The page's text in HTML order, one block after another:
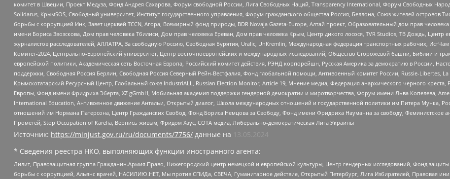
комитет в Швеции, Проект Медуза, Фонд Андрея Сахарова, Форум свободной России, Лига Свободных Наций, Transparеncy International, Форум Свободных
Solidarus, КрымSOS, Свободный университет, Институт государственного управления, Форум гражданского общества Россия, Беллона, Союз жителей
борьбы с коррупцией Инк, Завет церквей TCCN, Агора, Всемирный фонд природы, BDR Novaja Gazeta-Europe, Алтай проект, Образовательный дом прав
имени Бориса Звозскова, Дом прав человека Тбилиси, Дом прав человека Ереван, Дом прав человека Крым, Центр дикого лосося, TVR Studios, ТВ Дождь,
журналистов расследователей, АЛЛАТРА, За свободную Россию, Свободная Бурятия, Uralic, UnKremlin, Международная федерация транспортных рабочих,
Комитет-2024, Центрально-Европейский университет, Центр восточноевропейских и международных исследований, Общество Сторожевой башни, Библии и
европейской политики, Академическая сеть Восточная Европа, Российский комитет действия, РЭНД корпорейшн, Русская Америка за демократию в России,
поддержки, Свободная Россия Берлин, Свободная Россия Северный Рейн-Вестфалия, Фонд глобальной помощи, Антивоенный комитет России, Russie-Libertes,
Крымскотатарский Ресурсный Центр, Глобальный союз IndustriALL, Russian Election Monitor, Article 19, Мнение медиа, Федерация анархического черного
Европы, Фонд имени Фридриха Эберта, XZ gGmbH, Мобильная академия поддержки гендерной демократии и миротворчества, Форум имени Льва Копелева,
International Education, Антивоенное движение Антальи, Открытый диалог, Школа международных отношений и государственной политики им Питера Мунка,
отношений им Нормана Патерсона, Центр Гражданских Свобод, Фонд Бориса Немцова за Свободу, Фонд имени Фридриха Науманна за свободу, Феминистское
Прометей, Stop Occupation of Karelia, Вернись живым, Фридом Хаус, СОТА медиа, Либерально-демократическая Лига Украины
Источник: https://minjust.gov.ru/ru/documents/7756/ данные на
13.05.2024
* Сведения реестра НКО, выполняющих функции иностранного агента:
Лилит, Правозащитная группа Гражданин.Армия.Право, Нижегородский центр немецкой и европейской культуры, Центр гендерных исследований, Фонд
борьбы с коррупцией, Альянс врачей, НАСИЛИЮ.НЕТ, Мы против СПИДа, СВЕЧА, Гуманитарное действие, Открытый Петербург, Лига Избирателей, Правовая